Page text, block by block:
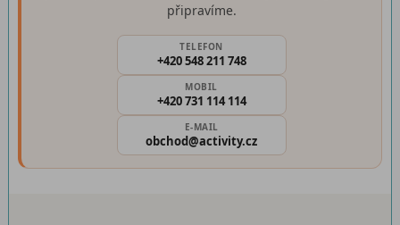
připravíme.
TELEFON
+420 548 211 748
MOBIL
+420 731 114 114
E-MAIL
obchod@activity.cz